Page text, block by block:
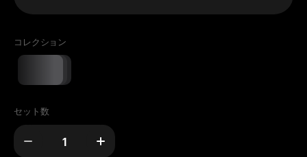
コレクション
セット数